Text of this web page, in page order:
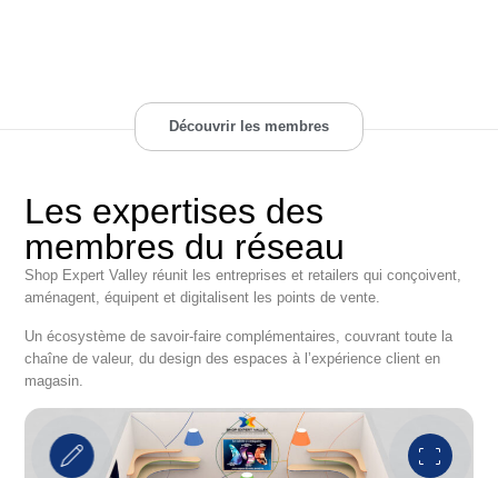
Découvrir les membres
Les expertises des
membres du réseau
Shop Expert Valley réunit les entreprises et retailers qui conçoivent,
aménagent, équipent et digitalisent les points de vente.
Un écosystème de savoir-faire complémentaires, couvrant toute la
chaîne de valeur, du design des espaces à l’expérience client en
magasin.